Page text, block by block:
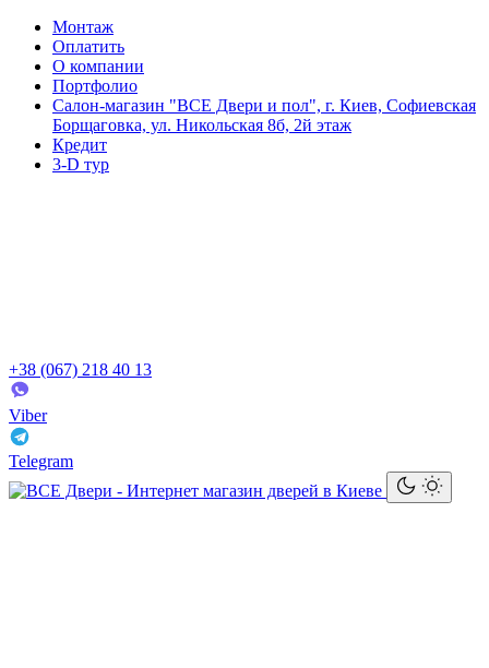
Монтаж
Оплатить
О компании
Портфолио
Салон-магазин "ВСЕ Двери и пол", г. Киев, Софиевская
Борщаговка, ул. Никольская 8б, 2й этаж
Кредит
3-D тур
+38 (067) 218 40 13
Viber
Telegram